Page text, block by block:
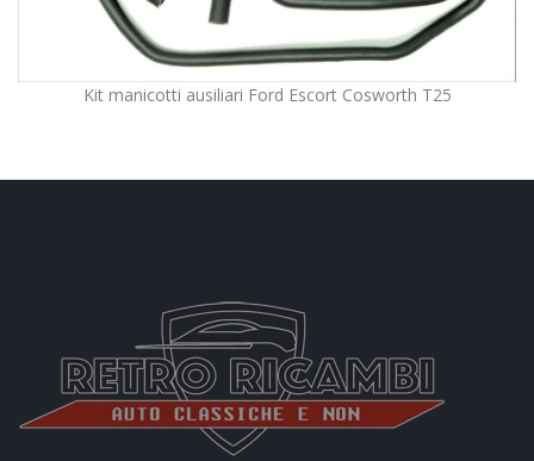
Kit manicotti ausiliari Ford Escort Cosworth T25